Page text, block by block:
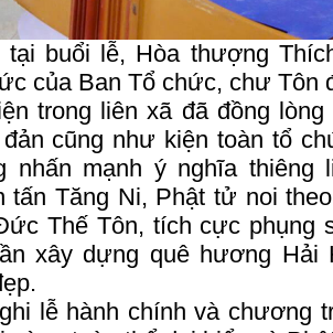
buổi lễ, Hòa thượng
của Ban Tổ chức, chư Tôn
trong liên xã đã đồng
cũng như kiện toàn tổ
nhấn mạnh ý nghĩa thiêng
tấn Tăng Ni, Phật tử noi
Thế Tôn, tích cực phụng
xây dựng quê hương Hải
lễ hành chính và chương